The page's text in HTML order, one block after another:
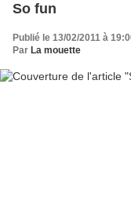
So fun
Publié le 13/02/2011 à
Par La mouette